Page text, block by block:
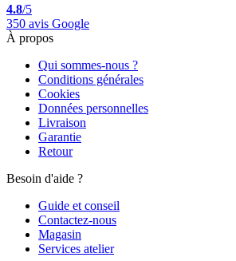
4.8/5
350 avis Google
À propos
Qui sommes-nous ?
Conditions générales
Cookies
Données personnelles
Livraison
Garantie
Retour
Besoin d'aide ?
Guide et conseil
Contactez-nous
Magasin
Services atelier